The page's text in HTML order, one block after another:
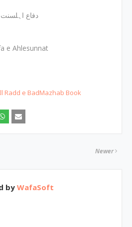
e Ahlesunnat
Radd e BadMazhab Book
Newer
by WafaSoft